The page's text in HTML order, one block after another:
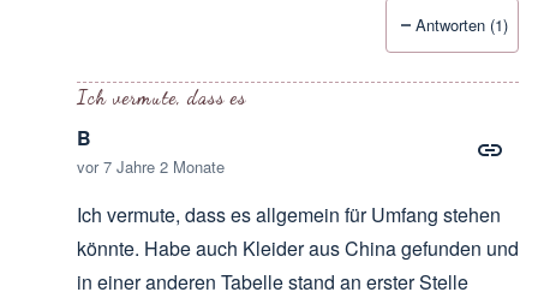
Amsel15
Antworten (1)
Ich vermute, dass es
B
vor 7 Jahre 2 Monate
Ich vermute, dass es allgemein für Umfang stehen
könnte. Habe auch Kleider aus China gefunden und
in einer anderen Tabelle stand an erster Stelle